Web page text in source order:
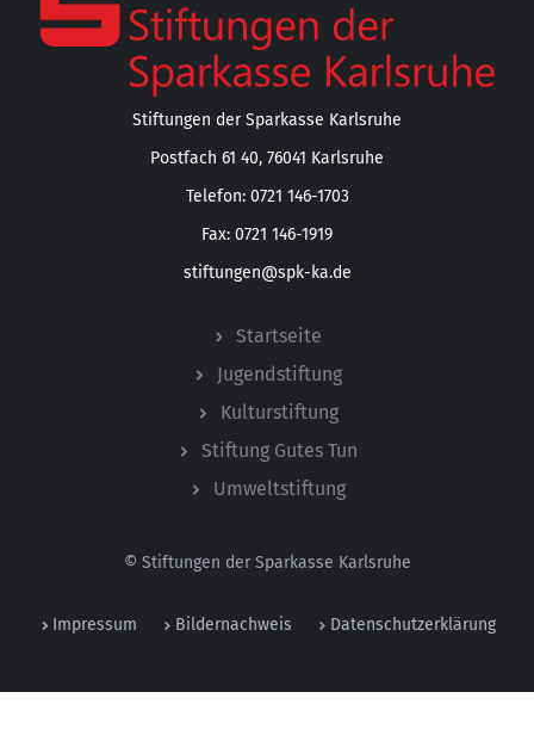
Stiftungen der Sparkasse Karlsruhe
Postfach 61 40, 76041 Karlsruhe
Telefon: 0721 146-1703
Fax: 0721 146-1919
stiftungen@spk-ka.de
Startseite
Jugendstiftung
Kulturstiftung
Stiftung Gutes Tun
Umweltstiftung
© Stiftungen der Sparkasse Karlsruhe
Impressum Bildernachweis Datenschutzerklärung